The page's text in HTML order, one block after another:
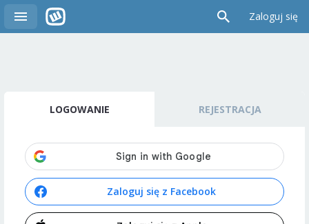
Zaloguj się
LOGOWANIE REJESTRACJA
Zaloguj się z Facebook